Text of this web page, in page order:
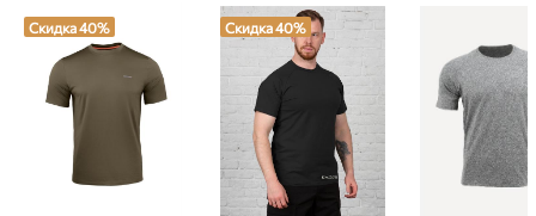
Скидка 40% Скидка 40%